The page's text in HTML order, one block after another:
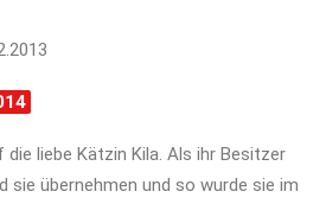
liebe Kätzin Kila. Als ihr Besitzer
sie übernehmen und so wurde sie im